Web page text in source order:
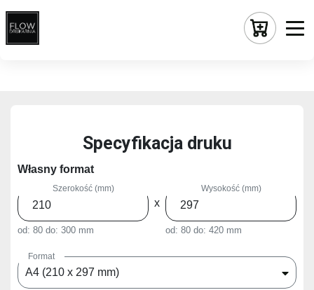
Specyfikacja druku
Własny format
Szerokość (mm)
od: 80 do: 300 mm
x
Wysokość (mm)
od: 80 do: 420 mm
Format
A4 (210 x 297 mm)